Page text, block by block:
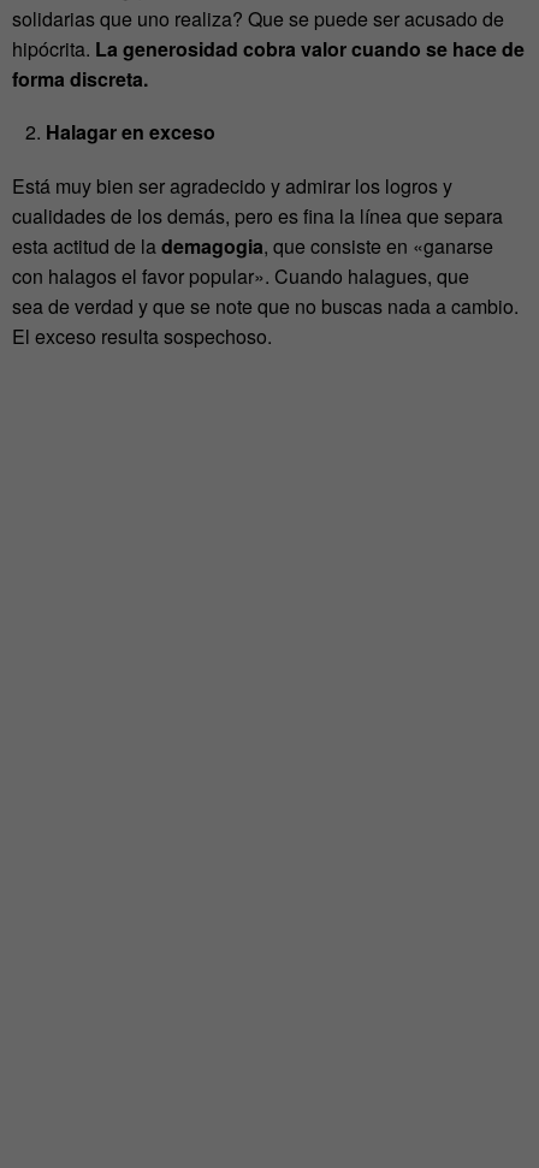
solidarias que uno realiza? Que se puede ser acusado de
hipócrita. La generosidad cobra valor cuando se hace de
forma discreta.
Halagar en exceso
Está muy bien ser agradecido y admirar los logros y
cualidades de los demás, pero es fina la línea que separa
esta actitud de lademagogia, que consiste en «ganarse
con halagos el favor popular». Cuando halagues, que
sea de verdad y que se note que no buscas nada a cambio.
El exceso resulta sospechoso.